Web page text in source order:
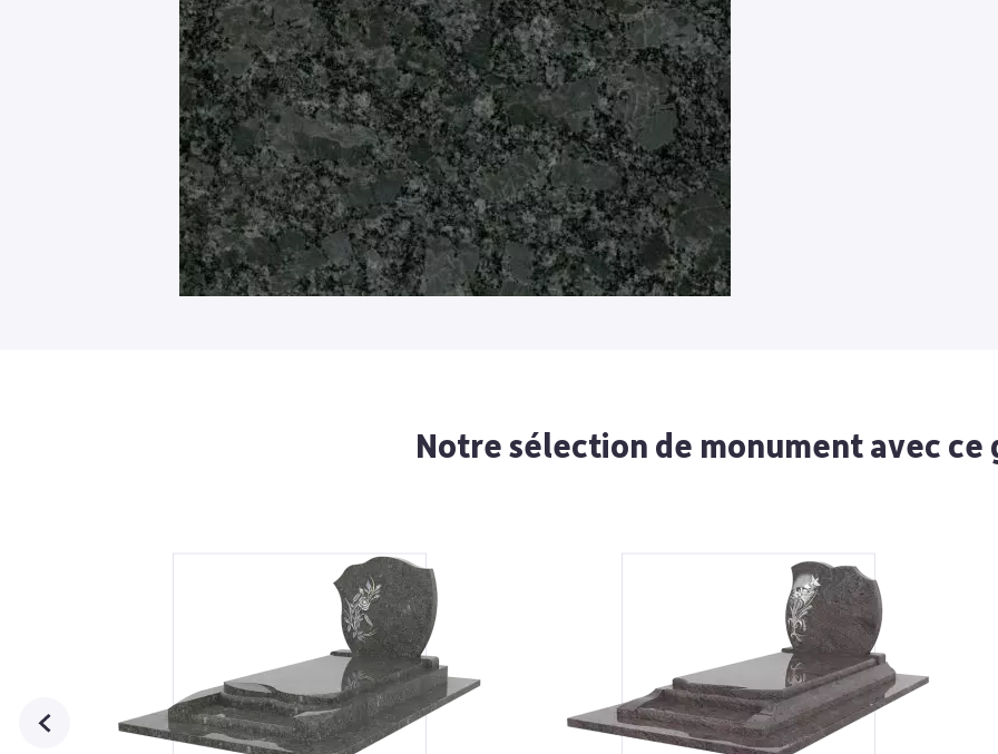
Notre sélection de monument avec ce